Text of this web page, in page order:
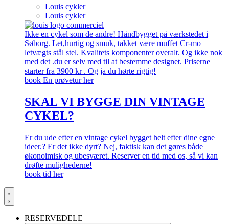
Louis cykler
Louis cykler
Ikke en cykel som de andre! Håndbygget på værkstedet i
Søborg. Let,hurtig og smuk, takket være muffet Cr-mo
letvægts stål stel. Kvalitets komponenter overalt. Og ikke nok
med det .du er selv med til at bestemme designet. Priserne
starter fra 3900 kr . Og ja du hørte rigtig!
book En prøvetur her
SKAL VI BYGGE DIN VINTAGE
CYKEL?
Er du ude efter en vintage cykel bygget helt efter dine egne
ideer.? Er det ikke dyrt? Nej, faktisk kan det gøres både
økonoimisk og ubesværet. Reserver en tid med os, så vi kan
drøfte mulighederne!
book tid her
RESERVEDELE